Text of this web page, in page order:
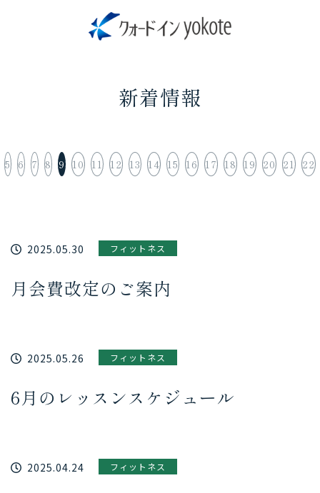
新着情報
5 6 7 8 9 10 11 12 13 14 15 16 17 18 19 20 21 22
2025.05.30 フィットネス
月会費改定のご案内
2025.05.26 フィットネス
6月のレッスンスケジュール
2025.04.24 フィットネス